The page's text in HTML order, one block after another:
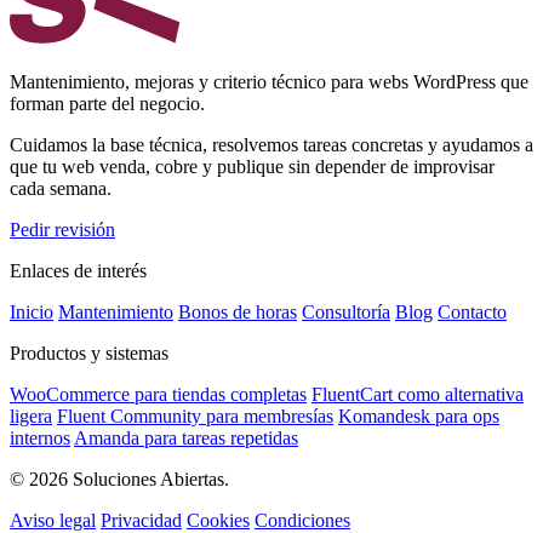
Mantenimiento, mejoras y criterio técnico para webs WordPress que
forman parte del negocio.
Cuidamos la base técnica, resolvemos tareas concretas y ayudamos a
que tu web venda, cobre y publique sin depender de improvisar
cada semana.
Pedir revisión
Enlaces de interés
Inicio Mantenimiento Bonos de horas Consultoría Blog Contacto
Productos y sistemas
WooCommerce para tiendas completas FluentCart como alternativa
ligera Fluent Community para membresías Komandesk para ops
internos Amanda para tareas repetidas
© 2026 Soluciones Abiertas.
Aviso legal Privacidad Cookies Condiciones